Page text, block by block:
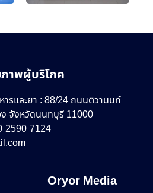
าพผู้บริโภค
รและยา : 88/24 ถนนติวานนท์
จังหวัดนนทบุรี 11000
2590-7124
Oryor Media